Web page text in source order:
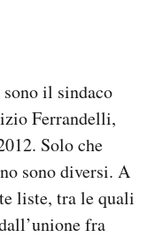
il sindaco
Ferrandelli,
Solo che
sono diversi. A
liste, tra le quali
fra